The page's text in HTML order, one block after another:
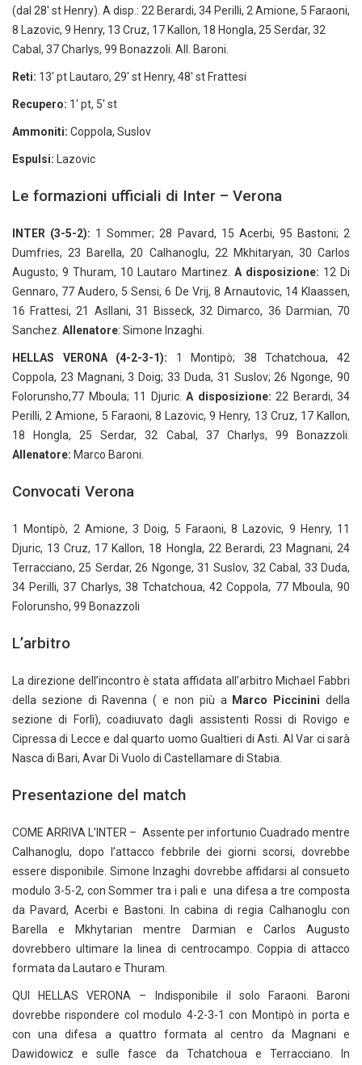
(dal 28' st Henry). A disp.: 22 Berardi, 34 Perilli, 2 Amione, 5 Faraoni,
8 Lazovic, 9 Henry, 13 Cruz, 17 Kallon, 18 Hongla, 25 Serdar, 32
Cabal, 37 Charlys, 99 Bonazzoli. All. Baroni.
Reti: 13' pt Lautaro, 29' st Henry, 48' st Frattesi
Recupero: 1' pt, 5' st
Ammoniti: Coppola, Suslov
Espulsi: Lazovic
Le formazioni ufficiali di Inter – Verona
INTER (3-5-2): 1 Sommer; 28 Pavard, 15 Acerbi, 95 Bastoni; 2
Dumfries, 23 Barella, 20 Calhanoglu, 22 Mkhitaryan, 30 Carlos
Augusto; 9 Thuram, 10 Lautaro Martinez. A disposizione: 12 Di
Gennaro, 77 Audero, 5 Sensi, 6 De Vrij, 8 Arnautovic, 14 Klaassen,
16 Frattesi, 21 Asllani, 31 Bisseck, 32 Dimarco, 36 Darmian, 70
Sanchez. Allenatore: Simone Inzaghi.
HELLAS VERONA (4-2-3-1): 1 Montipò; 38 Tchatchoua, 42
Coppola, 23 Magnani, 3 Doig; 33 Duda, 31 Suslov; 26 Ngonge, 90
Folorunsho,77 Mboula; 11 Djuric. A disposizione: 22 Berardi, 34
Perilli, 2 Amione, 5 Faraoni, 8 Lazovic, 9 Henry, 13 Cruz, 17 Kallon,
18 Hongla, 25 Serdar, 32 Cabal, 37 Charlys, 99 Bonazzoli.
Allenatore: Marco Baroni.
Convocati Verona
1 Montipò, 2 Amione, 3 Doig, 5 Faraoni, 8 Lazovic, 9 Henry, 11
Djuric, 13 Cruz, 17 Kallon, 18 Hongla, 22 Berardi, 23 Magnani, 24
Terracciano, 25 Serdar, 26 Ngonge, 31 Suslov, 32 Cabal, 33 Duda,
34 Perilli, 37 Charlys, 38 Tchatchoua, 42 Coppola, 77 Mboula, 90
Folorunsho, 99 Bonazzoli
L’arbitro
La direzione dell’incontro è stata affidata all’arbitro Michael Fabbri
della sezione di Ravenna ( e non più a Marco Piccininidella
sezione di Forlì), coadiuvato dagli assistenti Rossi di Rovigo e
Cipressa di Lecce e dal quarto uomo Gualtieri di Asti. Al Var ci sarà
Nasca di Bari, Avar Di Vuolo di Castellamare di Stabia.
Presentazione del match
COME ARRIVA L’INTER – Assente per infortunio Cuadrado mentre
Calhanoglu, dopo l’attacco febbrile dei giorni scorsi, dovrebbe
essere disponibile. Simone Inzaghi dovrebbe affidarsi al consueto
modulo 3-5-2, con Sommer tra i pali e una difesa a tre composta
da Pavard, Acerbi e Bastoni. In cabina di regia Calhanoglu con
Barella e Mkhytarian mentre Darmian e Carlos Augusto
dovrebbero ultimare la linea di centrocampo. Coppia di attacco
formata da Lautaro e Thuram.
QUI HELLAS VERONA – Indisponibile il solo Faraoni. Baroni
dovrebbe rispondere col modulo 4-2-3-1 con Montipò in porta e
con una difesa a quattro formata al centro da Magnani e
Dawidowicz e sulle fasce da Tchatchoua e Terracciano. In